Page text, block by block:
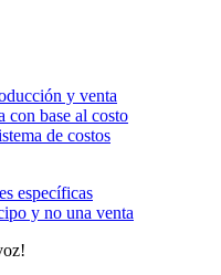
y venta
con base al costo
de costos
específicas
y no una venta